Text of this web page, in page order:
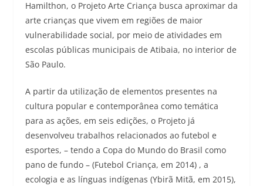
Hamilthon, o Projeto Arte Criança busca aproximar da
arte crianças que vivem em regiões de maior
vulnerabilidade social, por meio de atividades em
escolas públicas municipais de Atibaia, no interior de
São Paulo.
A partir da utilização de elementos presentes na
cultura popular e contemporânea como temática
para as ações, em seis edições, o Projeto já
desenvolveu trabalhos relacionados ao futebol e
esportes, – tendo a Copa do Mundo do Brasil como
pano de fundo – (Futebol Criança, em 2014) , a
ecologia e as línguas indígenas (Ybirã Mitã, em 2015),